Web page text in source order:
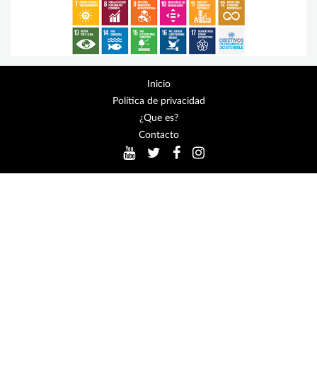
Inicio
Política de privacidad
¿Que es?
Contacto